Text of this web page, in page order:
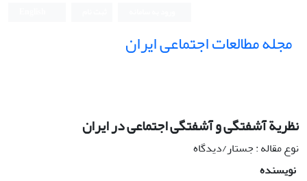
مجله مطالعات اجتماعی ایران
نظریة آشفتگی و آشفتگی اجتماعی در ایران
نوع مقاله : جستار/دیدگاه
نویسنده